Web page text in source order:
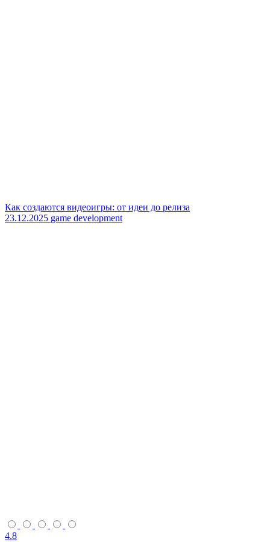
Как создаются видеоигры: от идеи до релиза
23.12.2025 game development
4.8